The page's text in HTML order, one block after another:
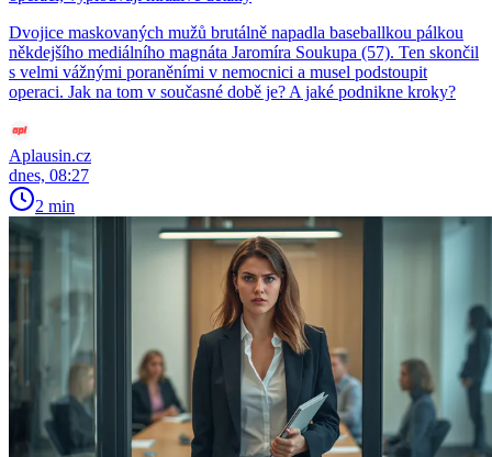
Dvojice maskovaných mužů brutálně napadla baseballkou pálkou
někdejšího mediálního magnáta Jaromíra Soukupa (57). Ten skončil
s velmi vážnými poraněními v nemocnici a musel podstoupit
operaci. Jak na tom v současné době je? A jaké podnikne kroky?
Aplausin.cz
dnes, 08:27
2 min